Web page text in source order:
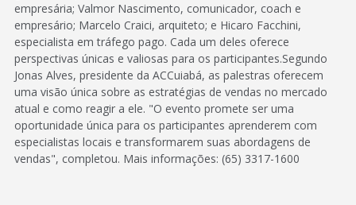
empresária; Valmor Nascimento, comunicador, coach e
empresário; Marcelo Craici, arquiteto; e Hicaro Facchini,
especialista em tráfego pago. Cada um deles oferece
perspectivas únicas e valiosas para os participantes.Segundo
Jonas Alves, presidente da ACCuiabá, as palestras oferecem
uma visão única sobre as estratégias de vendas no mercado
atual e como reagir a ele. "O evento promete ser uma
oportunidade única para os participantes aprenderem com
especialistas locais e transformarem suas abordagens de
vendas", completou. Mais informações: (65) 3317-1600